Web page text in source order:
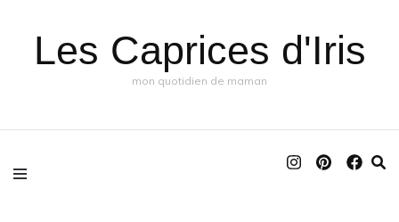
Les Caprices d'Iris
mon quotidien de maman